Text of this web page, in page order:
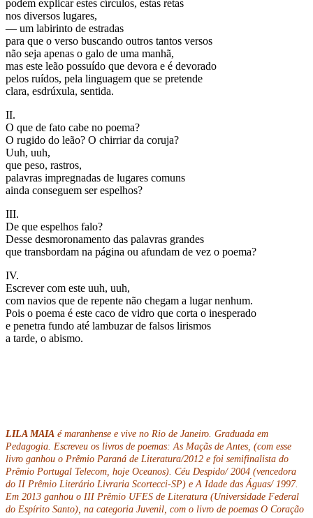
podem explicar estes círculos, estas retas
nos diversos lugares,
— um labirinto de estradas
para que o verso buscando outros tantos versos
não seja apenas o galo de uma manhã,
mas este leão possuído que devora e é devorado
pelos ruídos, pela linguagem que se pretende
clara, esdrúxula, sentida.
II.
O que de fato cabe no poema?
O rugido do leão? O chirriar da coruja?
Uuh, uuh,
que peso, rastros,
palavras impregnadas de lugares comuns
ainda conseguem ser espelhos?
III.
De que espelhos falo?
Desse desmoronamento das palavras grandes
que transbordam na página ou afundam de vez o poema?
IV.
Escrever com este uuh, uuh,
com navios que de repente não chegam a lugar nenhum.
Pois o poema é este caco de vidro que corta o inesperado
e penetra fundo até lambuzar de falsos lirismos
a tarde, o abismo.
LILA MAIA é maranhense e vive no Rio de Janeiro. Graduada em
Pedagogia. Escreveu os livros de poemas: As Maçãs de Antes, (com esse
livro ganhou o Prêmio Paraná de Literatura/2012 e foi semifinalista do
Prêmio Portugal Telecom, hoje Oceanos). Céu Despido/ 2004 (vencedora
do II Prêmio Literário Livraria Scortecci-SP) e A Idade das Águas/ 1997.
Em 2013 ganhou o III Prêmio UFES de Literatura (Universidade Federal
do Espírito Santo), na categoria Juvenil, com o livro de poemas O Coração